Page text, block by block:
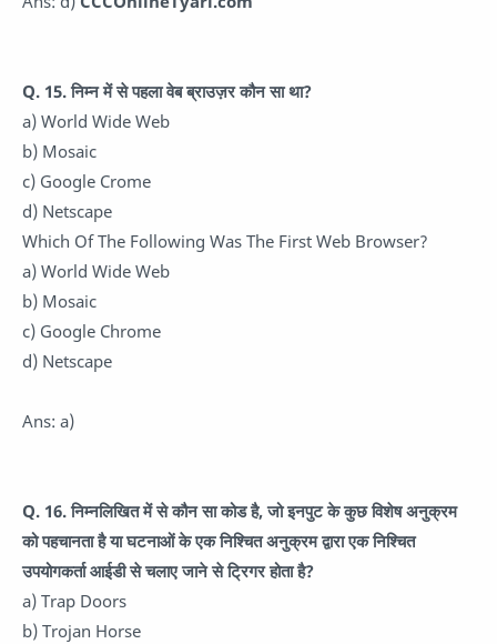
Q. 15. निम्न में से पहला वेब ब्राउज़र कौन सा था?
a) World Wide Web
b) Mosaic
c) Google Crome
d) Netscape
Which Of The Following Was The First Web Browser?
a) World Wide Web
b) Mosaic
c) Google Chrome
d) Netscape
Ans: a)
Q. 16. निम्नलिखित में से कौन सा कोड है, जो इनपुट के कुछ विशेष अनुक्रम
को पहचानता है या घटनाओं के एक निश्चित अनुक्रम द्वारा एक निश्चित
उपयोगकर्ता आईडी से चलाए जाने से ट्रिगर होता है?
a) Trap Doors
b) Trojan Horse